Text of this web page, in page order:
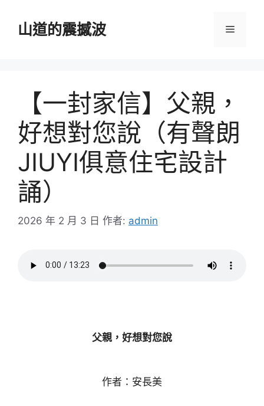
山道的震撼波 選
【一封家信】父親，
好想對您說（有聲朗
JIUYI俱意住宅設計
誦）
2026 年 2 月 3 日 作者: admin
父親，好想對您說
作者：安長美